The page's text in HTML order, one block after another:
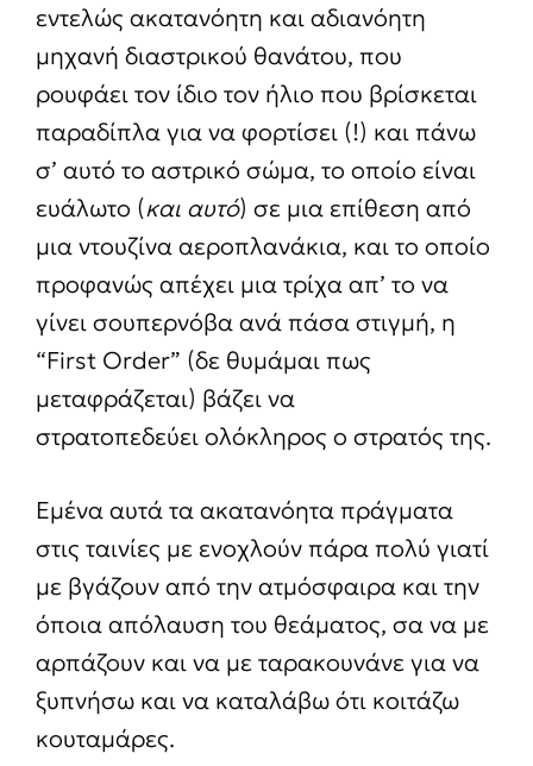
εντελώς ακατανόητη και αδιανόητη
μηχανή διαστρικού θανάτου, που
ρουφάει τον ίδιο τον ήλιο που βρίσκεται
παραδίπλα για να φορτίσει (!) και πάνω
σ’ αυτό το αστρικό σώμα, το οποίο είναι
ευάλωτο (και αυτό) σε μια επίθεση από
μια ντουζίνα αεροπλανάκια, και το οποίο
προφανώς απέχει μια τρίχα απ’ το να
γίνει σουπερνόβα ανά πάσα στιγμή, η
“First Order” (δε θυμάμαι πως
μεταφράζεται) βάζει να
στρατοπεδεύει ολόκληρος ο στρατός της.
Εμένα αυτά τα ακατανόητα πράγματα
στις ταινίες με ενοχλούν πάρα πολύ γιατί
με βγάζουν από την ατμόσφαιρα και την
όποια απόλαυση του θεάματος, σα να με
αρπάζουν και να με ταρακουνάνε για να
ξυπνήσω και να καταλάβω ότι κοιτάζω
κουταμάρες.